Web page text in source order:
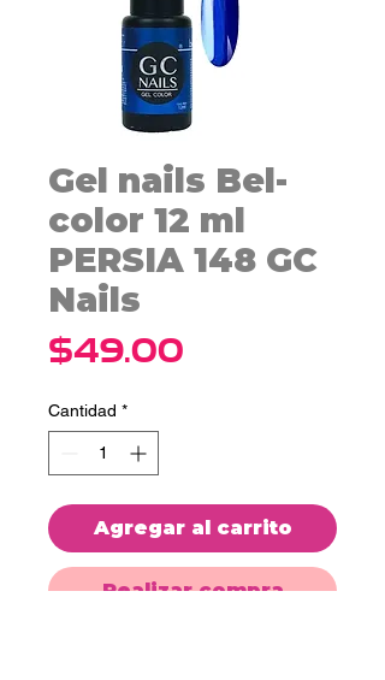
Gel nails Bel-
color 12 ml
PERSIA 148 GC
Nails
$49.00
Cantidad *
Agregar al carrito
Realizar compra